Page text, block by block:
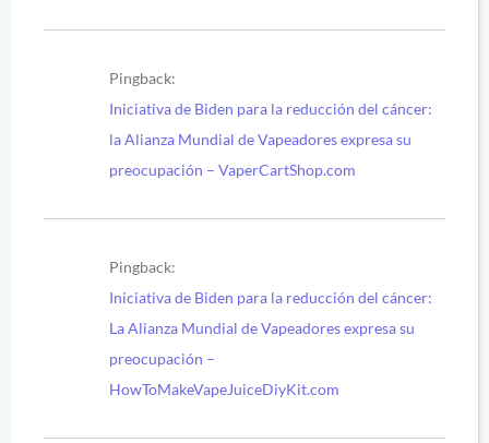
Pingback:
Iniciativa de Biden para la reducción del cáncer:
la Alianza Mundial de Vapeadores expresa su
preocupación – VaperCartShop.com
Pingback:
Iniciativa de Biden para la reducción del cáncer:
La Alianza Mundial de Vapeadores expresa su
preocupación –
HowToMakeVapeJuiceDiyKit.com